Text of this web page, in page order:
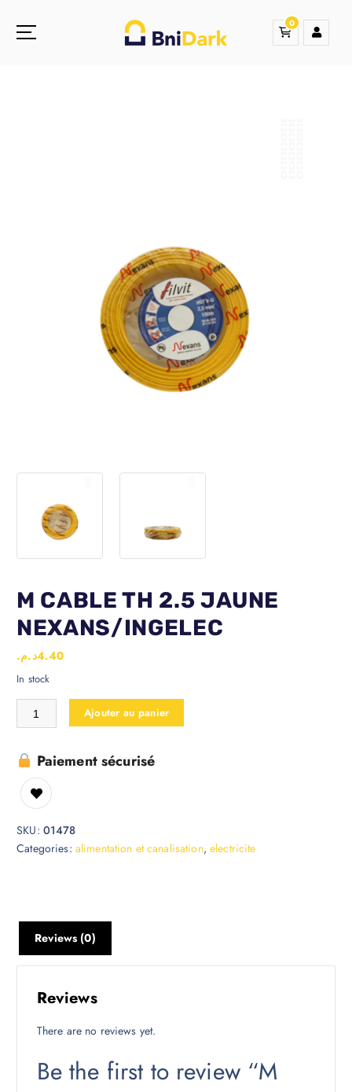
0
M CABLE TH 2.5 JAUNE
NEXANS/INGELEC
4.40د.م.
In stock
Ajouter au panier
Paiement sécurisé
SKU: 01478
Categories: alimentation et canalisation,electricite
Reviews (0)
Reviews
There are no reviews yet.
Be the first to review “M